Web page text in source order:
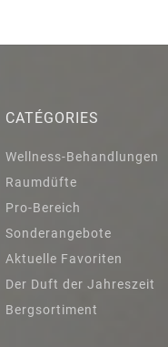
CATÉGORIES
Wellness-Behandlungen
Raumdüfte
Pro-Bereich
Sonderangebote
Aktuelle Favoriten
Der Duft der Jahreszeit
Bergsortiment